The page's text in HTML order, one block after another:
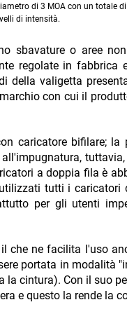
di 3 MOA con un totale
di intensità.
sbavature o aree
regolate in fabbrica
della valigetta
con cui il
caricatore bifilare; la
a doppia fila è
tutti i caricatori
per gli utenti
che ne facilita l'uso
portata in modalità
la cintura). Con il suo
e questo la rende la